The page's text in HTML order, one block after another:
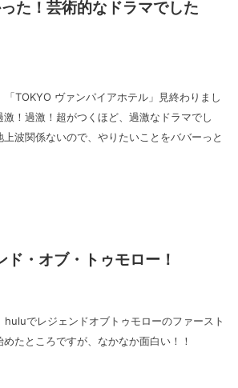
た！芸術的なドラマでした
TOKYO ヴァンパイアホテル」見終わりまし
！過激！超がつくほど、過激なドラマでし
波関係ないので、やりたいことをババーっと
・オブ・トゥモロー！
でレジェンドオブトゥモローのファースト
たところですが、なかなか面白い！！